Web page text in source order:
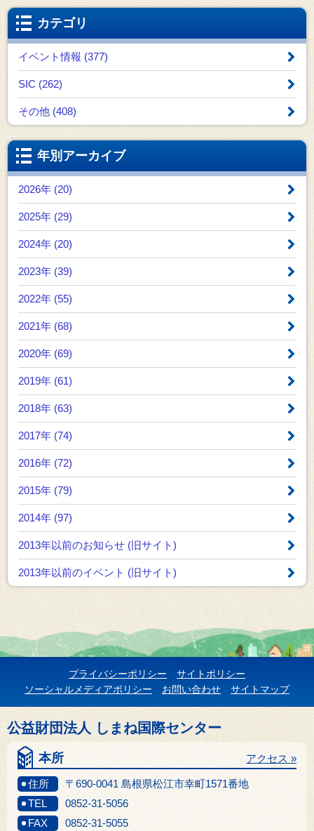
カテゴリ
イベント情報 (377)
SIC (262)
その他 (408)
年別アーカイブ
2026年 (20)
2025年 (29)
2024年 (20)
2023年 (39)
2022年 (55)
2021年 (68)
2020年 (69)
2019年 (61)
2018年 (63)
2017年 (74)
2016年 (72)
2015年 (79)
2014年 (97)
2013年以前のお知らせ (旧サイト)
2013年以前のイベント (旧サイト)
プライバシーポリシー
サイトポリシー
ソーシャルメディアポリシー
お問い合わせ サイトマップ
公益財団法人 しまね国際センター
本所
住所 〒690-0041 島根県松江市幸町1571番地
アクセス »
TEL
0852-31-5056
FAX
0852-31-5055